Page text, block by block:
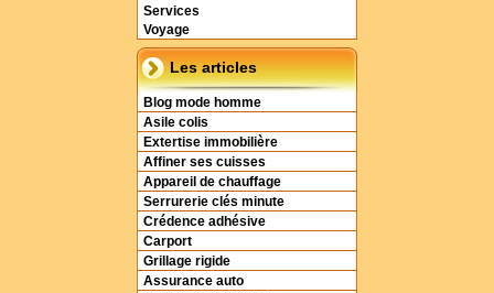
Services
Voyage
Les articles
Blog mode homme
Asile colis
Extertise immobilière
Affiner ses cuisses
Appareil de chauffage
Serrurerie clés minute
Crédence adhésive
Carport
Grillage rigide
Assurance auto